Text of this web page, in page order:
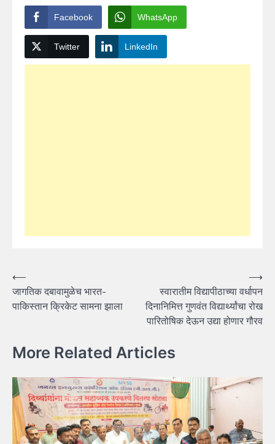
Facebook WhatsApp
Twitter LinkedIn
Post
navigation
⟵
जागतिक दबावामुळेच भारत-
पाकिस्तान क्रिकेट सामना झाला
स्वारातीम वि‌द्यापीठाच्या वर्धापन
दिनानिमित्त गुणवंत विद्यार्थ्यांचा रोख
पारितोषिक देऊन उद्या होणार गौरव
⟶
More Related Articles